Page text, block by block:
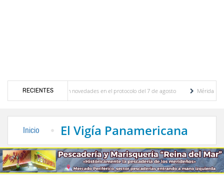
RECIENTES
y se conocieron novedades en el protocolo del 7 de agosto
Mérida territorio
Inicio El Vigía Panamericana